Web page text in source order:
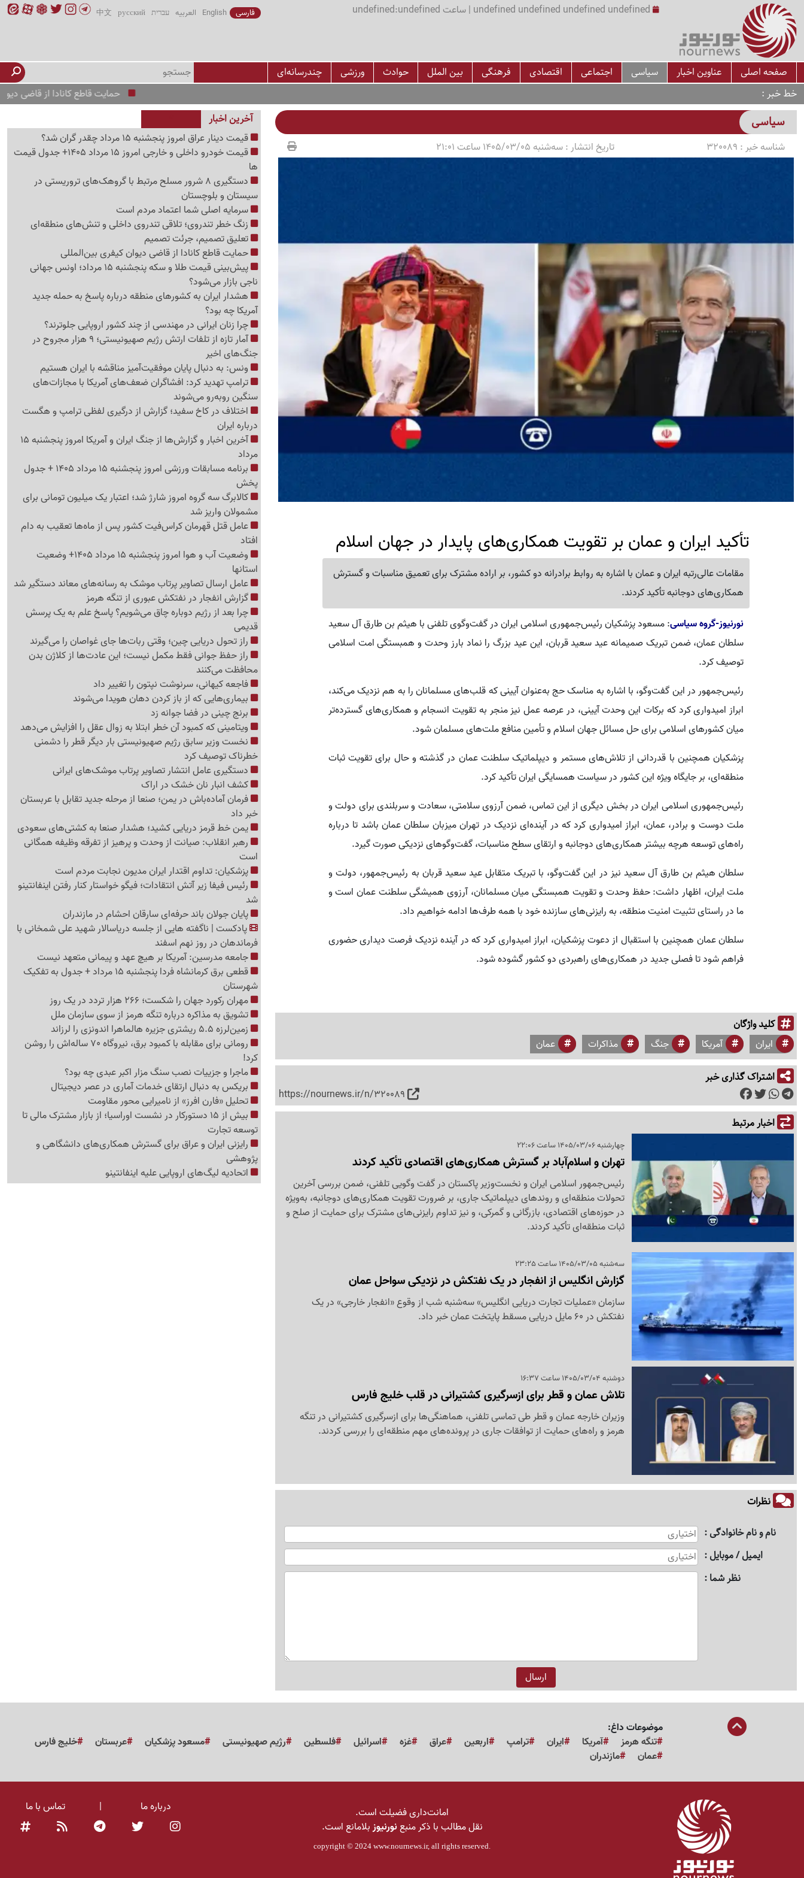
undefined undefined undefined undefined | ساعت undefined:undefined فارسی English العربیه עברית русский
中文
صفحه اصلی عناوین اخبار سیاسی اجتماعی اقتصادی فرهنگی بین الملل حوادث ورزشی
چندرسانه‌ای
خط خبر
حمایت قاطع کانادا از قاضی دیوان
سیاسی
شناسه خبر : 320089 تاریخ انتشار :سه‌شنبه 1405/03/05 ساعت 21:01
تأکید ایران و عمان بر تقویت همکاری‌های پایدار در جهان اسلام
مقامات عالی‌رتبه ایران و عمان با اشاره به روابط برادرانه دو کشور، بر اراده مشترک برای تعمیق مناسبات و گسترش
همکاری‌های دوجانبه تأکید کردند.
نورنیوز-گروه سیاسی: مسعود پزشکیان رئیس‌جمهوری اسلامی ایران در گفت‌وگوی تلفنی با هیثم بن طارق آل سعید
سلطان عمان، ضمن تبریک صمیمانه عید سعید قربان، این عید بزرگ را نماد بارز وحدت و همبستگی امت اسلامی
توصیف کرد.
رئیس‌جمهور در این گفت‌وگو، با اشاره به مناسک حج به‌عنوان آیینی که قلب‌های مسلمانان را به هم نزدیک می‌کند،
ابراز امیدواری کرد که برکات این وحدت آیینی، در عرصه عمل نیز منجر به تقویت انسجام و همکاری‌های گسترده‌تر
میان کشورهای اسلامی برای حل مسائل جهان اسلام و تأمین منافع ملت‌های مسلمان شود.
پزشکیان همچنین با قدردانی از تلاش‌های مستمر و دیپلماتیک سلطنت عمان در گذشته و حال برای تقویت ثبات
منطقه‌ای، بر جایگاه ویژه این کشور در سیاست همسایگی ایران تأکید کرد.
رئیس‌جمهوری اسلامی ایران در بخش دیگری از این تماس، ضمن آرزوی سلامتی، سعادت و سربلندی برای دولت و
ملت دوست و برادر، عمان، ابراز امیدواری کرد که در آینده‌ای نزدیک در تهران میزبان سلطان عمان باشد تا درباره
راه‌های توسعه هرچه بیشتر همکاری‌های دوجانبه و ارتقای سطح مناسبات، گفت‌وگوهای نزدیکی صورت گیرد.
سلطان هیثم بن طارق آل سعید نیز در این گفت‌وگو، با تبریک متقابل عید سعید قربان به رئیس‌جمهور، دولت و
ملت ایران، اظهار داشت: حفظ وحدت و تقویت همبستگی میان مسلمانان، آرزوی همیشگی سلطنت عمان است و
ما در راستای تثبیت امنیت منطقه، به رایزنی‌های سازنده خود با همه طرف‌ها ادامه خواهیم داد.
سلطان عمان همچنین با استقبال از دعوت پزشکیان، ابراز امیدواری کرد که در آینده نزدیک فرصت دیداری حضوری
فراهم شود تا فصلی جدید در همکاری‌های راهبردی دو کشور گشوده شود.
کلید واژگان
ایران آمریکا جنگ مذاکرات عمان
اشتراک گذاری خبر
https://nournews.ir/n/320089
اخبار مرتبط
چهارشنبه 1405/03/06 ساعت 22:06
تهران و اسلام‌آباد بر گسترش همکاری‌های اقتصادی تأکید کردند
رئیس‌جمهور اسلامی ایران و نخست‌وزیر پاکستان در گفت‌ وگویی تلفنی، ضمن بررسی آخرین
تحولات منطقه‌ای و روندهای دیپلماتیک جاری، بر ضرورت تقویت همکاری‌های دوجانبه، به‌ویژه
در حوزه‌های اقتصادی، بازرگانی و گمرکی، و نیز تداوم رایزنی‌های مشترک برای حمایت از صلح و
ثبات منطقه‌ای تأکید کردند.
سه‌شنبه 1405/03/05 ساعت 23:25
گزارش انگلیس از انفجار در یک نفتکش در نزدیکی سواحل عمان
سازمان «عملیات تجارت دریایی انگلیس» سه‌شنبه شب از وقوع «انفجار خارجی» در یک
نفتکش در 60 مایل دریایی مسقط پایتخت عمان خبر داد.
دوشنبه 1405/03/04 ساعت 16:37
تلاش عمان و قطر برای ازسرگیری کشتیرانی در قلب خلیج فارس
وزیران خارجه عمان و قطر طی تماسی تلفنی، هماهنگی‌ها برای ازسرگیری کشتیرانی در تنگه
هرمز و راه‌های حمایت از توافقات جاری در پرونده‌های مهم منطقه‌ای را بررسی کردند.
نظرات
نام و نام خانوادگی
ایمیل / موبایل
نظر شما
آخرین اخبار
قیمت دینار عراق امروز پنجشنبه 15 مرداد چقدر گران شد؟
قیمت خودرو داخلی و خارجی امروز 15 مرداد 1405+ جدول قیمت
ها
دستگیری 8 شرور مسلح مرتبط با گروهک‌های تروریستی در
سیستان و بلوچستان
سرمایه اصلی شما اعتماد مردم است
زنگ خطر تندروی؛ تلاقی تندروی داخلی و تنش‌های منطقه‌ای
تعلیق تصمیم، جرئت تصمیم
حمایت قاطع کانادا از قاضی دیوان کیفری بین‌المللی
پیش‌بینی قیمت طلا و سکه پنجشنبه 15 مرداد؛ اونس جهانی
ناجی بازار می‌شود؟
هشدار ایران به کشورهای منطقه درباره پاسخ به حمله جدید
آمریکا چه بود؟
چرا زنان ایرانی در مهندسی از چند کشور اروپایی جلوترند؟
آمار تازه از تلفات ارتش رژیم صهیونیستی؛ 9 هزار مجروح در
جنگ‌های اخیر
ونس: به دنبال پایان موفقیت‌آمیز مناقشه با ایران هستیم
ترامپ تهدید کرد: افشاگران ضعف‌های آمریکا با مجازات‌های
سنگین روبه‌رو می‌شوند
اختلاف در کاخ سفید؛ گزارش از درگیری لفظی ترامپ و هگست
درباره ایران
آخرین اخبار و گزارش‌ها از جنگ ایران و آمریکا امروز پنجشنبه 15
مرداد
برنامه مسابقات ورزشی امروز پنجشنبه 15 مرداد 1405 + جدول
پخش
کالابرگ سه گروه امروز شارژ شد؛ اعتبار یک میلیون تومانی برای
مشمولان واریز شد
عامل قتل قهرمان کراس‌فیت کشور پس از ماه‌ها تعقیب به دام
افتاد
وضعیت آب و هوا امروز پنجشنبه 15 مرداد 1405+ وضعیت
استانها
عامل ارسال تصاویر پرتاب موشک به رسانه‌های معاند دستگیر شد
گزارش انفجار در نفتکش عبوری از تنگه هرمز
چرا بعد از رژیم دوباره چاق می‌شویم؟ پاسخ علم به یک پرسش
قدیمی
راز تحول دریایی چین؛ وقتی ربات‌ها جای غواصان را می‌گیرند
راز حفظ جوانی فقط مکمل نیست؛ این عادت‌ها از کلاژن بدن
محافظت می‌کنند
فاجعه کیهانی، سرنوشت نپتون را تغییر داد
بیماری‌هایی که از باز کردن دهان هویدا می‌شوند
برنج چینی در فضا جوانه زد
ویتامینی که کمبود آن خطر ابتلا به زوال عقل را افزایش می‌دهد
نخست وزیر سابق رژیم صهیونیستی بار دیگر قطر را دشمنی
خطرناک توصیف کرد
دستگیری عامل انتشار تصاویر پرتاب موشک‌های ایرانی
کشف انبار نان خشک در اراک
فرمان آماده‌باش در یمن؛ صنعا از مرحله جدید تقابل با عربستان
خبر داد
یمن خط قرمز دریایی کشید؛ هشدار صنعا به کشتی‌های سعودی
رهبر انقلاب: صیانت از وحدت و پرهیز از تفرقه وظیفه همگانی
است
پزشکیان: تداوم اقتدار ایران مدیون نجابت مردم است
رئیس فیفا زیر آتش انتقادات؛ فیگو خواستار کنار رفتن اینفانتینو
شد
پایان جولان باند حرفه‌ای سارقان احشام در مازندران
پادکست | ناگفته هایی از جلسه دریاسالار شهید علی شمخانی با
فرماندهان در روز نهم اسفند
جامعه مدرسین: آمریکا بر هیچ عهد و پیمانی متعهد نیست
قطعی برق کرمانشاه فردا پنجشنبه 15 مرداد + جدول به تفکیک
شهرستان
مهران رکورد جهان را شکست؛ 266 هزار تردد در یک روز
تشویق به مذاکره درباره تنگه هرمز از سوی سازمان ملل
زمین‌لرزه 5.5 ریشتری جزیره هالماهرا اندونزی را لرزاند
رومانی برای مقابله با کمبود برق، نیروگاه 70 ساله‌اش را روشن
کرد!
ماجرا و جزییات نصب سنگ مزار اکبر عبدی چه بود؟
بریکس به دنبال ارتقای خدمات آماری در عصر دیجیتال
تحلیل «فارن افرز» از نامیرایی محور مقاومت
بیش از 15 دستورکار در نشست اوراسیا؛ از بازار مشترک مالی تا
توسعه تجارت
رایزنی ایران و عراق برای گسترش همکاری‌های دانشگاهی و
پژوهشی
اتحادیه لیگ‌های اروپایی علیه اینفانتینو
موضوعات داغ:
تنگه هرمز
آمریکا ایران ترامپ اربعین عراق غزه اسرائیل فلسطین رژیم صهیونیستی مسعود پزشکیان عربستان
خلیج فارس
عمان
مازندران
امانت‌داری فضیلت است.
نقل مطالب با ذکر منبعنورنیوزبلامانع است.
copyright © 2024 www.nournews.ir, all rights reserved.
درباره ما | تماس با ما